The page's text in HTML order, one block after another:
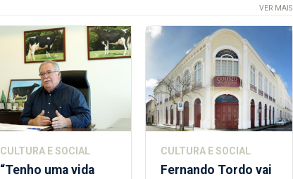
VER MAIS
CULTURA E SOCIAL
“Tenho uma vida
CULTURA E SOCIAL
Fernando Tordo vai